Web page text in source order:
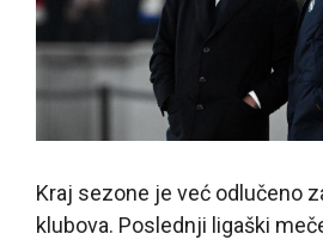
Kraj sezone je već odlučeno
klubova. Poslednji ligaški